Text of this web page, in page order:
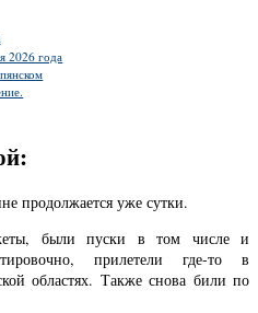
2026 года
продолжается уже сутки.
были пуски в том числе и
прилетели где-то в
областях. Также снова били по